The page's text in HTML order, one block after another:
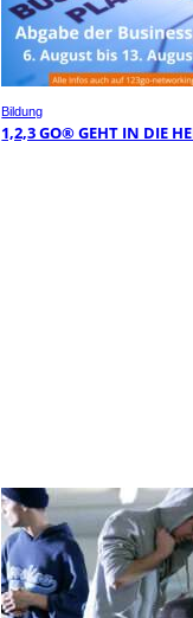
Bildung
1,2,3 GO® GEHT IN DIE